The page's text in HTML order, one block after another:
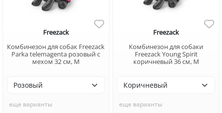
Freezack
Комбинезон для собак Freezack
Parka telemagenta розовый с
мехом 32 см, M
еще варианты
Freezack
Комбинезон для собаки
Freezack Young Spirit
коричневый 36 см, M
еще варианты